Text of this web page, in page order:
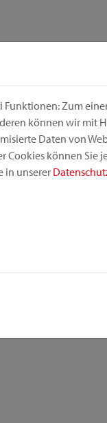
Funktionen: Zum
können wir mit
Daten von
Cookies können Sie
in unserer